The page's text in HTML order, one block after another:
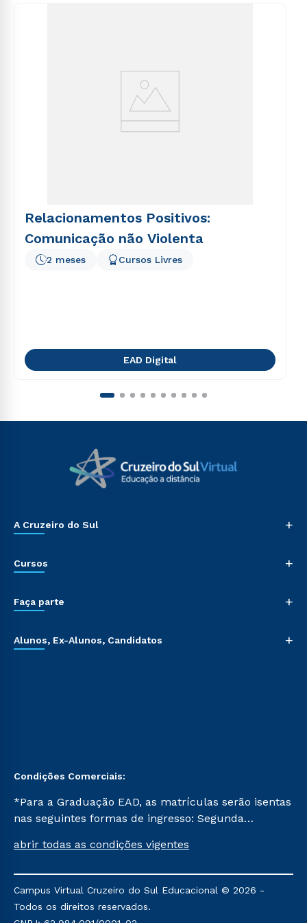
Relacionamentos Positivos:
Comunicação não Violenta
2 meses Cursos Livres
EAD Digital
A Cruzeiro do Sul +
Cursos +
Faça parte +
Alunos, Ex-Alunos, Candidatos +
Condições Comerciais:
*Para a Graduação EAD, as matrículas serão isentas
nas seguintes formas de ingresso: Segunda
Já para as demais, a taxa de matrícula será de R$
mencionadas são referentes aos cursos: Ensino
Religioso, Geografia para a Docência e Metodologia
do Ensino de História: Questões Atuais.
abrir todas as condições vigentes
Campus Virtual Cruzeiro do Sul Educacional © 2026 -
Todos os direitos reservados.